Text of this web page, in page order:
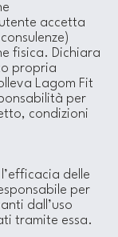
accetta
fisica. Dichiara
propria
Lagom Fit
per
condizioni
delle
per
dall’uso
tramite essa.